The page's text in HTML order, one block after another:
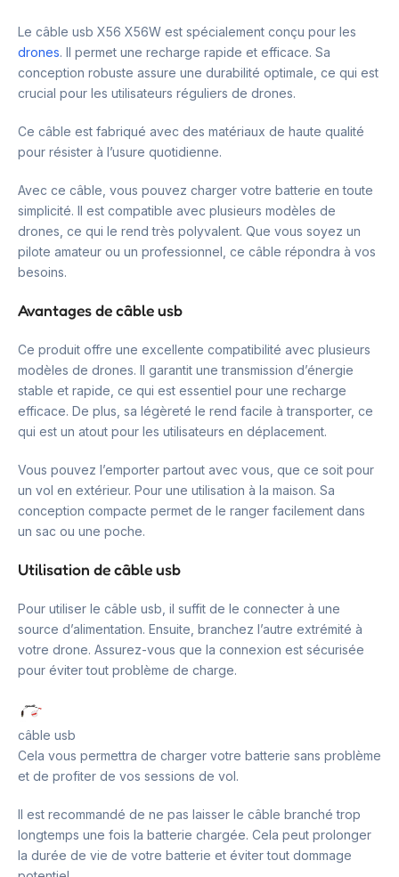
Le câble usb X56 X56W est spécialement conçu pour les
drones. Il permet une recharge rapide et efficace. Sa
conception robuste assure une durabilité optimale, ce qui est
crucial pour les utilisateurs réguliers de drones.
Ce câble est fabriqué avec des matériaux de haute qualité
pour résister à l’usure quotidienne.
Avec ce câble, vous pouvez charger votre batterie en toute
simplicité. Il est compatible avec plusieurs modèles de
drones, ce qui le rend très polyvalent. Que vous soyez un
pilote amateur ou un professionnel, ce câble répondra à vos
besoins.
Avantages de câble usb
Ce produit offre une excellente compatibilité avec plusieurs
modèles de drones. Il garantit une transmission d’énergie
stable et rapide, ce qui est essentiel pour une recharge
efficace. De plus, sa légèreté le rend facile à transporter, ce
qui est un atout pour les utilisateurs en déplacement.
Vous pouvez l’emporter partout avec vous, que ce soit pour
un vol en extérieur. Pour une utilisation à la maison. Sa
conception compacte permet de le ranger facilement dans
un sac ou une poche.
Utilisation de câble usb
Pour utiliser le câble usb, il suffit de le connecter à une
source d’alimentation. Ensuite, branchez l’autre extrémité à
votre drone. Assurez-vous que la connexion est sécurisée
pour éviter tout problème de charge.
câble usb
Cela vous permettra de charger votre batterie sans problème
et de profiter de vos sessions de vol.
Il est recommandé de ne pas laisser le câble branché trop
longtemps une fois la batterie chargée. Cela peut prolonger
la durée de vie de votre batterie et éviter tout dommage